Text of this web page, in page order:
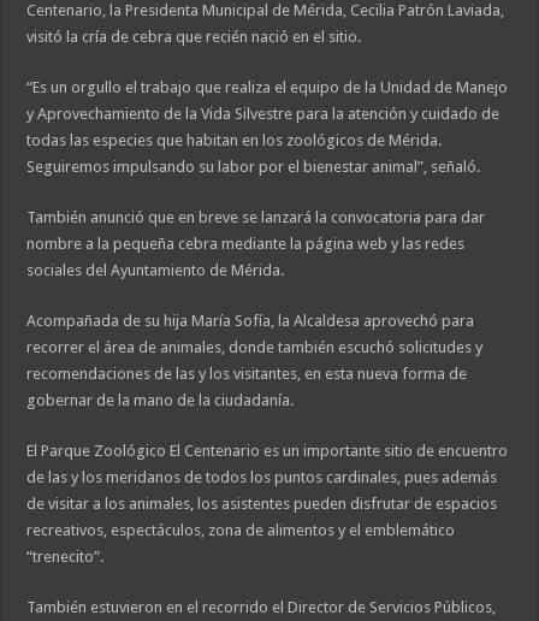
Centenario, la Presidenta Municipal de Mérida, Cecilia Patrón Laviada,
visitó la cría de cebra que recién nació en el sitio.
“Es un orgullo el trabajo que realiza el equipo de la Unidad de Manejo
y Aprovechamiento de la Vida Silvestre para la atención y cuidado de
todas las especies que habitan en los zoológicos de Mérida.
Seguiremos impulsando su labor por el bienestar animal”, señaló.
También anunció que en breve se lanzará la convocatoria para dar
nombre a la pequeña cebra mediante la página web y las redes
sociales del Ayuntamiento de Mérida.
Acompañada de su hija María Sofía, la Alcaldesa aprovechó para
recorrer el área de animales, donde también escuchó solicitudes y
recomendaciones de las y los visitantes, en esta nueva forma de
gobernar de la mano de la ciudadanía.
El Parque Zoológico El Centenario es un importante sitio de encuentro
de las y los meridanos de todos los puntos cardinales, pues además
de visitar a los animales, los asistentes pueden disfrutar de espacios
recreativos, espectáculos, zona de alimentos y el emblemático
“trenecito”.
También estuvieron en el recorrido el Director de Servicios Públicos,